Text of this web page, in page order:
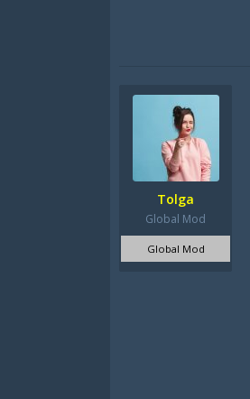
Tolga
Global Mod
Global Mod